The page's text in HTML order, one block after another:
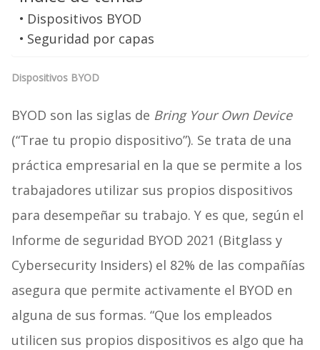
Dispositivos BYOD
Seguridad por capas
Dispositivos BYOD
BYOD son las siglas de Bring Your Own Device
(“Trae tu propio dispositivo”). Se trata de una
práctica empresarial en la que se permite a los
trabajadores utilizar sus propios dispositivos
para desempeñar su trabajo. Y es que, según el
Informe de seguridad BYOD 2021 (Bitglass y
Cybersecurity Insiders) el 82% de las compañías
asegura que permite activamente el BYOD en
alguna de sus formas. “Que los empleados
utilicen sus propios dispositivos es algo que ha